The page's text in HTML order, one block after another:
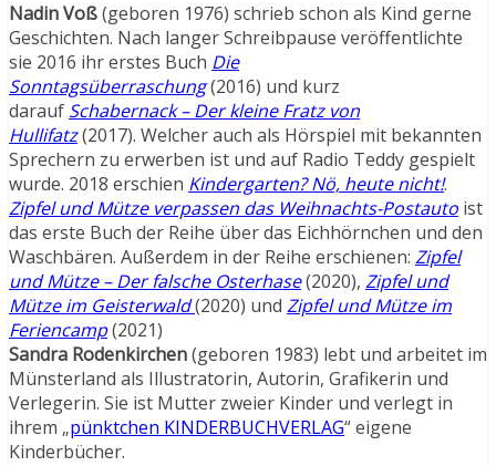
Nadin Voß(geboren 1976) schrieb schon als Kind gerne
Geschichten. Nach langer Schreibpause veröffentlichte
sie 2016 ihr erstes Buch Die
Sonntagsüberraschung(2016) und kurz
darauf Schabernack – Der kleine Fratz von
Hullifatz(2017). Welcher auch als Hörspiel mit bekannten
Sprechern zu erwerben ist und auf Radio Teddy gespielt
wurde. 2018 erschien Kindergarten? Nö, heute nicht!.
Zipfel und Mütze verpassen das Weihnachts-Postauto ist
das erste Buch der Reihe über das Eichhörnchen und den
Waschbären. Außerdem in der Reihe erschienen: Zipfel
und Mütze – Der falsche Osterhase(2020), Zipfel und
Mütze im Geisterwald(2020) und Zipfel und Mütze im
Feriencamp(2021)
Sandra Rodenkirchen(geboren 1983) lebt und arbeitet im
Münsterland als Illustratorin, Autorin, Grafikerin und
Verlegerin. Sie ist Mutter zweier Kinder und verlegt in
ihrem „pünktchen KINDERBUCHVERLAG“ eigene
Kinderbücher.